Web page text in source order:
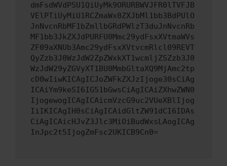
dmFsdWVdPSU1QiUyMk9ORURBWVJFR0lTVFJB
VElPTiUyMiU1RCZmaWx0ZXJbMl1bb3BdPUlO
JnNvcnRbMF1bZmllbGRdPWlzT3duJnNvcnRb
MF1bb3JkZXJdPURFU0Mmc29ydFsxXVtmaWVs
ZF09aXNUb3Amc29ydFsxXVtvcmRlcl09REVT
QyZzb3J0WzJdW2ZpZWxkXT1wcmljZSZzb3J0
WzJdW29yZGVyXT1BU0MmbGltaXQ9MjAmc2tp
cD0wIiwKICAgICJoZWFkZXJzIjoge30sCiAg
ICAiYm9keSI6IG51bGwsCiAgICAiZXhwZWN0
IjogewogICAgICAicmVzcG9uc2VUeXBlIjog
IiIKICAgIH0sCiAgICAidGltZW91dCI6IDAs
CiAgICAicHJvZ3Jlc3MiOiBudWxsLAogICAg
InJpc2t5IjogZmFsc2UKICB9Cn0=